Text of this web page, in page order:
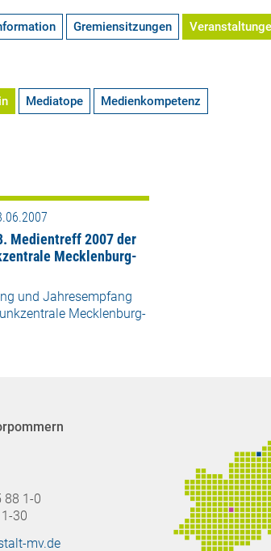
Gremiensitzungen
Mediatope Medienkompetenz
Medientreff 2007 der
Mecklenburg-
und Jahresempfang
Mecklenburg-
88 1-0
30
mv.de